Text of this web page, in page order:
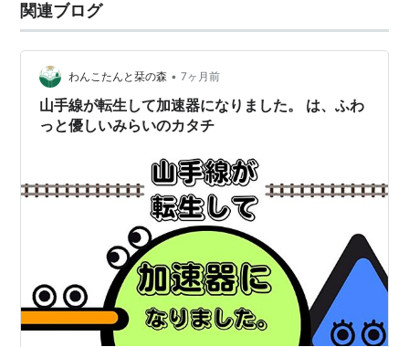
関連ブログ
わんこたんと栞の森 • 7ヶ月前
山手線が転生して加速器になりました。 は、ふわ
っと優しいみらいのカタチ